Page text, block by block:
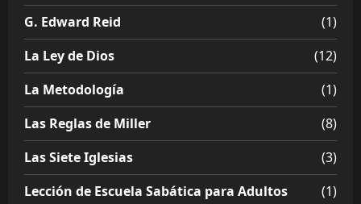
G. Edward Reid
(1)
La Ley de Dios
(12)
La Metodología
(1)
Las Reglas de Miller
(8)
Las Siete Iglesias
(3)
Lección de Escuela Sabática para Adultos
(1)